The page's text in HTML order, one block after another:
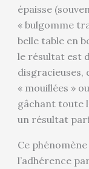
épaisse
« bulgomme
belle table en
le résultat est
disgracieuses,
« mouillées »
gâchant toute
un résultat
Ce
l’adhérence